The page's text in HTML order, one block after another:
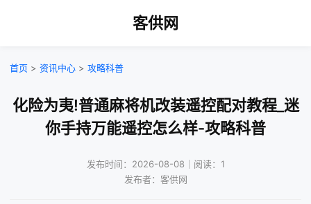
客供网
首页 > 资讯中心 > 攻略科普
化险为夷!普通麻将机改装遥控配对教程_迷
你手持万能遥控怎么样-攻略科普
发布时间：2026-08-08｜阅读：1
发布者：客供网